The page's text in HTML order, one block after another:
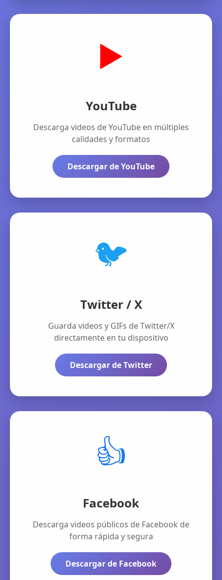
▶️
YouTube
Descarga videos de YouTube en múltiples
calidades y formatos
Descargar de YouTube
🐦
Twitter / X
Guarda videos y GIFs de Twitter/X
directamente en tu dispositivo
Descargar de Twitter
👍
Facebook
Descarga videos públicos de Facebook de
forma rápida y segura
Descargar de Facebook